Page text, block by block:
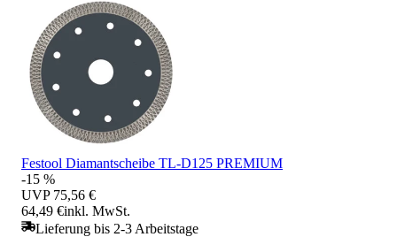
Festool Diamantscheibe TL-D125 PREMIUM
-15 %
UVP 75,56 €
64,49 €inkl. MwSt.
Lieferung bis 2-3 Arbeitstage